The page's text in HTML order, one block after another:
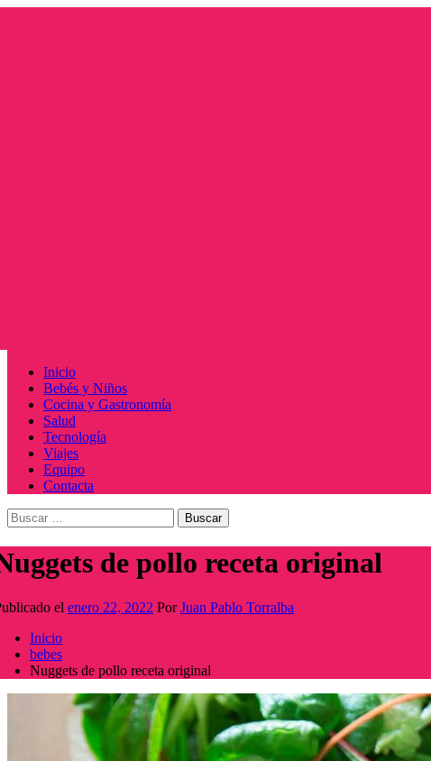
Menú
principal
Inicio
Bebés y Niños
Cocina y Gastronomía
Salud
Tecnología
Viajes
Equipo
Contacta
Buscar:
de pollo receta original
el enero 22, 2022 PorJuan Pablo Torralba
Inicio
bebes
Nuggets de pollo receta original